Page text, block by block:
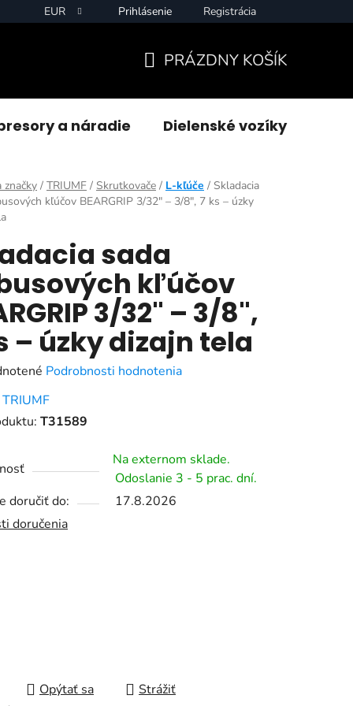
EUR Prihlásenie Registrácia
KOŠÍK
PRÁZDNY KOŠÍK
a náradie Dielenské vozíky
značky / TRIUMF / Skrutkovače / L-kľúče / Skladacia
kľúčov BEARGRIP 3/32" – 3/8", 7 ks – úzky
sada
kľúčov
3/32" – 3/8",
– úzky dizajn tela
Podrobnosti hodnotenia
TRIUMF
T31589
Na externom sklade.
Odoslanie 3 - 5 prac. dní.
doručiť do:
17.8.2026
doručenia
Opýtať sa
Strážiť